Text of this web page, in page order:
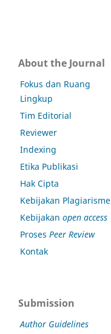
About the Journal
Fokus dan Ruang
Lingkup
Tim Editorial
Reviewer
Indexing
Etika Publikasi
Hak Cipta
Kebijakan Plagiarisme
Kebijakan open access
Proses Peer Review
Kontak
Submission
Author Guidelines